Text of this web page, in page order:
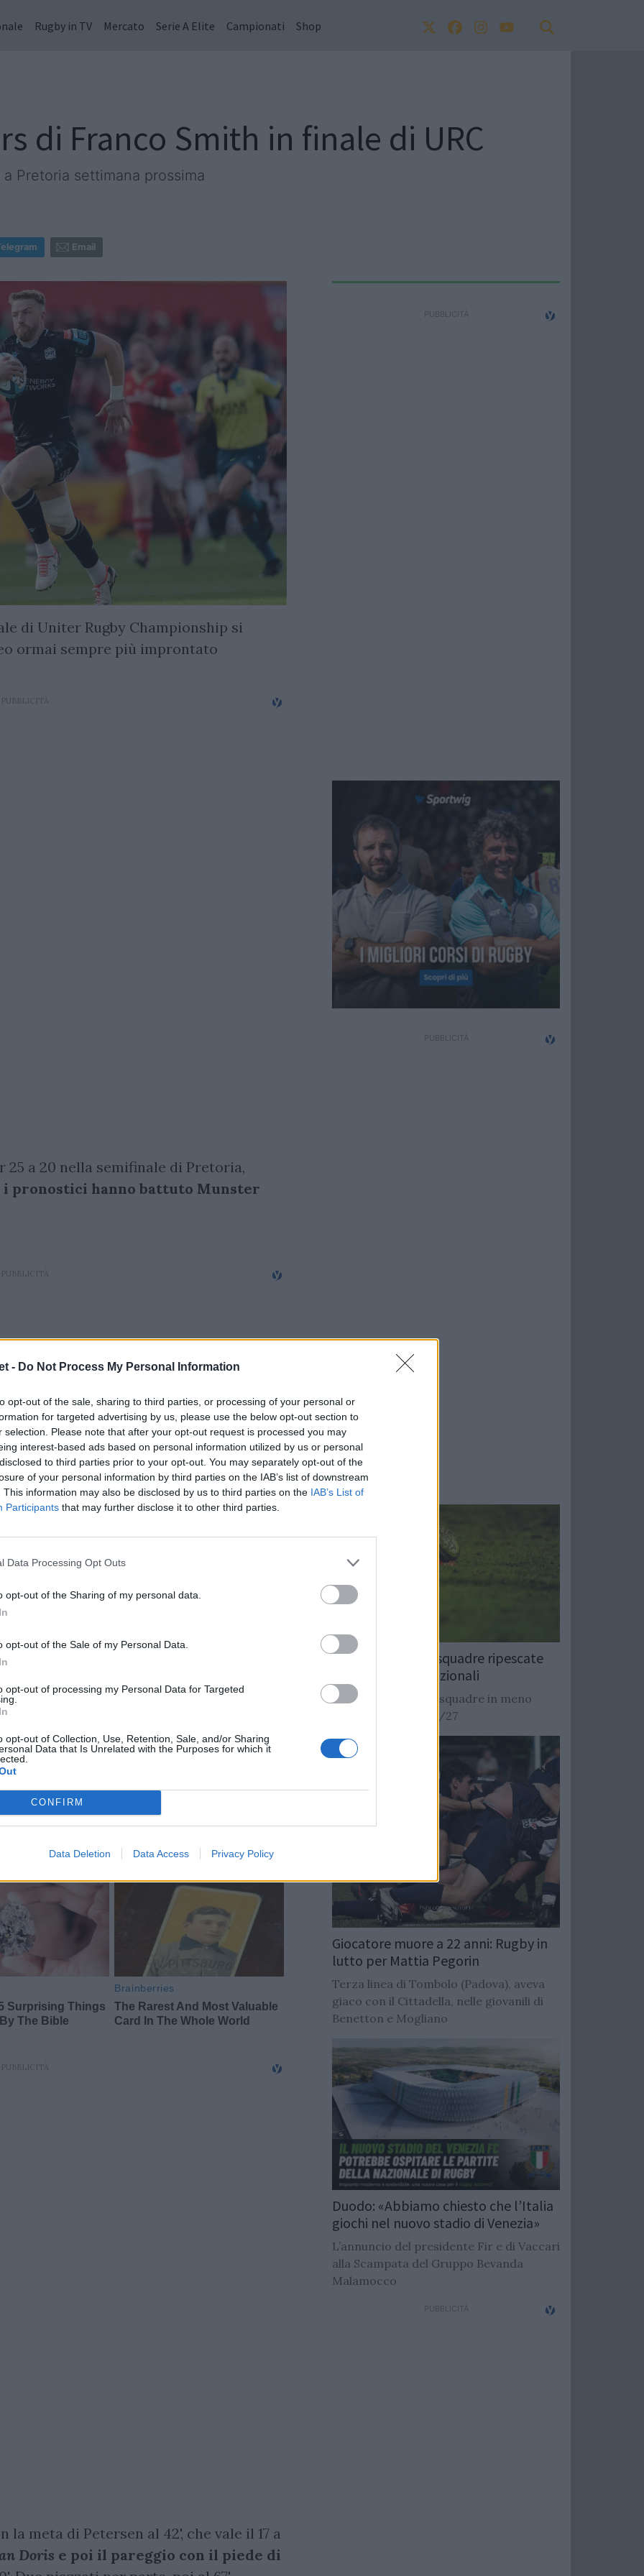
- Do Not Process My Personal Information
opt-out of the sale, sharing to third parties, or processing of your personal or
for targeted advertising by us, please use the below opt-out section to
selection. Please note that after your opt-out request is processed you may
interest-based ads based on personal information utilized by us or personal
to third parties prior to your opt-out. You may separately opt-out of the
of your personal information by third parties on the IAB’s list of downstream
This information may also be disclosed by us to third parties on the IAB’s List of
Participants that may further disclose it to other third parties.
Data Processing Opt Outs
opt-out of the Sharing of my personal data.
opt-out of the Sale of my Personal Data.
opt-out of processing my Personal Data for Targeted
opt-out of Collection, Use, Retention, Sale, and/or Sharing
Data that Is Unrelated with the Purposes for which it
CONFIRM
Data Deletion Data Access Privacy Policy
Rugby in TV Mercato Serie A Elite Campionati Shop
di Franco Smith in finale di URC
Pretoria settimana prossima
Email
di Uniter Rugby Championship si
ormai sempre più improntato
25 a 20 nella semifinale di Pretoria,
pronostici hanno battuto Munster
raggiungendo il privilegio di giocare
lafinalissima di settimana
di Pretoria.Dopo un inizio
e il piede di Goosen.
meta di Petersen al 42', che vale il 17 a
Doris e poi il pareggio con il piede di
Rugby: Record di squadre ripescate
nei campionati nazionali
Si stimano oltre 20 squadre in meno
dalla stagione 2026/27
Giocatore muore a 22 anni: Rugby in
lutto per Mattia Pegorin
Terza linea di Tombolo (Padova), aveva
giaco con il Cittadella, nelle giovanili di
Benetton e Mogliano
Duodo: «Abbiamo chiesto che l’Italia
giochi nel nuovo stadio di Venezia»
L’annuncio del presidente Fir e di Vaccari
alla Scampata del Gruppo Bevanda
Malamocco